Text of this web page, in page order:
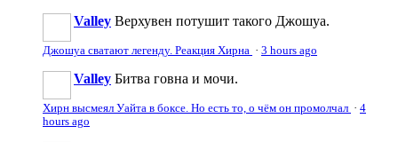
Valley Верхувен потушит такого Джошуа.
Джошуа сватают легенду. Реакция Хирна · 3 hours ago
Valley Битва говна и мочи.
Хирн высмеял Уайта в боксе. Но есть то, о чём он промолчал · 4
hours ago